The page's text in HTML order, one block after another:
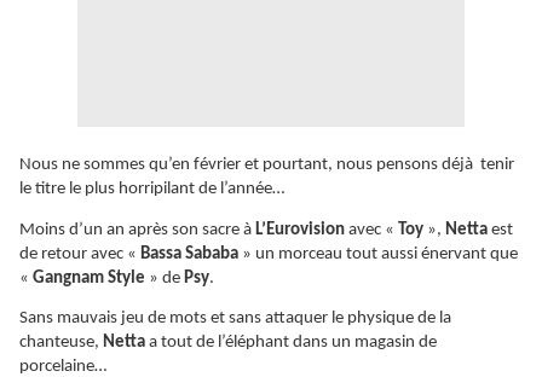
Nous ne sommes qu’en février et pourtant, nous pensons déjà tenir
le titre le plus horripilant de l’année…
Moins d’un an après son sacre à L’Eurovision avec « Toy », Netta est
de retour avec « Bassa Sababa » un morceau tout aussi énervant que
« Gangnam Style » de Psy.
Sans mauvais jeu de mots et sans attaquer le physique de la
chanteuse, Netta a tout de l’éléphant dans un magasin de
porcelaine…